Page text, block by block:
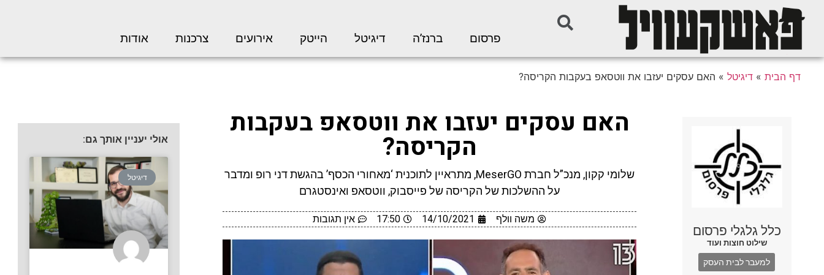
פרסום ברנז’ה דיגיטל הייטק אירועים צרכנות אודות
דף הבית »דיגיטל » האם עסקים יעזבו את ווטסאפ בעקבות הקריסה?
כלל גלגלי פרסום
שילוט חוצות ועוד
למעבר לבית העסק
האם עסקים יעזבו את ווטסאפ בעקבות
הקריסה?
שלומי קקון, מנכ”ל חברת MeserGO, מתראיין לתוכנית ‘מאחורי הכסף’ בהגשת דני רופ ומדבר
על ההשלכות של הקריסה של פייסבוק, ווטסאפ ואינסטגרם
משה וולף 14/10/2021
17:50 אין תגובות
אולי יעניין אותך גם:
דיגיטל